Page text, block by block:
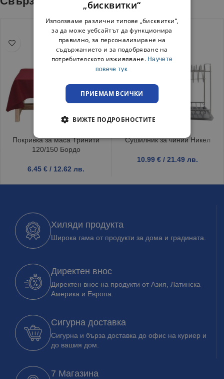
Покривка за маса Тринити
120/150 Бордо
6.45 € / 12.62 лв.
Сушилник за чинии Никел
10.99 € / 21.49 лв.
Хиляди продукта
Широка гама от продукти за дома и градината.
Директен внос
Директен внос на продукти от Азия, Латинска
Америка и Европа.
Сигурна доставка
Сигурна и бърза доставка до офис на куриер и
до вашия дом.
7 Магазина
„бисквитки“
Използваме различни типове „бисквитки“,
за да може уебсайтът да функционира
правилно, за персонализиране на
съдържанието и за подобряване на
потребителското изживяване. Научете
повече тук.
ПРИЕМАМ ВСИЧКИ
ВИЖТЕ ПОДРОБНОСТИТЕ